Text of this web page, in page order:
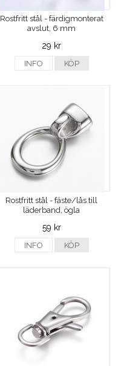
Rostfritt stål - färdigmonterat
avslut, 6 mm
29 kr
INFO KÖP
Rostfritt stål - fäste/lås till
läderband, ögla
59 kr
INFO KÖP